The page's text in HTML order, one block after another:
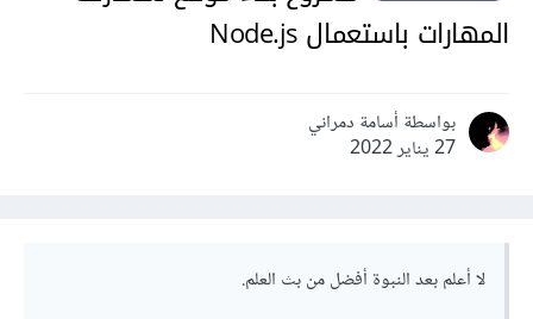
المهارات باستعمال Node.js
بواسطة أسامة دمراني
27 يناير 2022
لا أعلم بعد النبوة أفضل من بث العلم.